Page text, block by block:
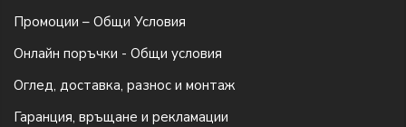
Промоции – Общи Условия
Онлайн поръчки - Общи условия
Оглед, доставка, разнос и монтаж
Гаранция, връщане и рекламации